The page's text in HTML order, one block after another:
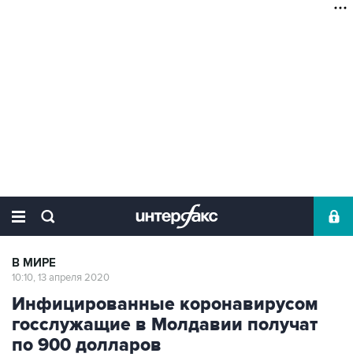
В МИРЕ
10:10, 13 апреля 2020
Инфицированные коронавирусом
госслужащие в Молдавии получат
по 900 долларов